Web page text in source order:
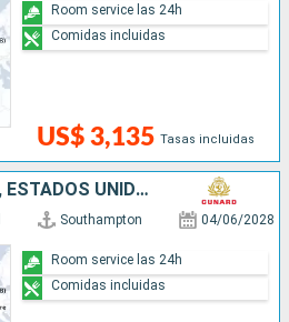
US$ 3,135 Tasas incluidas
Room service las 24h
Comidas incluidas
REINO UNIDO, FRANCIA, ESTADOS UNIDOS
Southampton 04/06/2028
Room service las 24h
Comidas incluidas